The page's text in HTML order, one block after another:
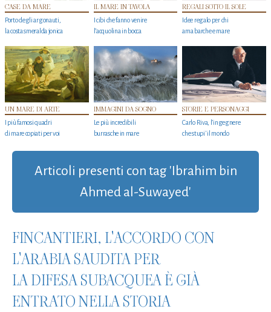
CASE DA MARE
Porto degli argonauti,
la costa smeralda jonica
IL MARE IN TAVOLA
I cibi che fanno venire
l’acquolina in bocca
REGALI SOTTO IL SOLE
Idee regalo per chi
ama barche e mare
UN MARE DI ARTE
I più famosi quadri
di mare copiati per voi
IMMAGINI DA SOGNO
Le più incredibili
burrasche in mare
STORIE E PERSONAGGI
Carlo Riva, l’ingegnere
che stupi' il mondo
Articoli presenti con tag 'Ibrahim bin
Ahmed al-Suwayed'
FINCANTIERI, L'ACCORDO CON
L'ARABIA SAUDITA PER
LA DIFESA SUBACQUEA È GIÀ
ENTRATO NELLA STORIA